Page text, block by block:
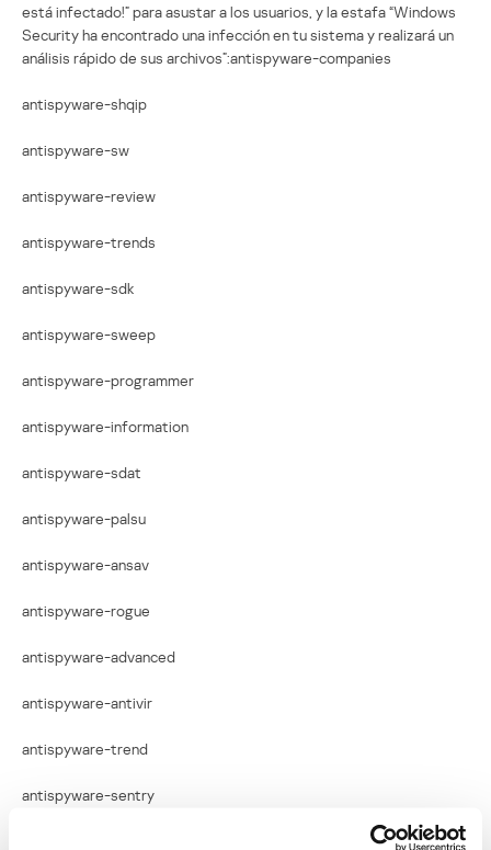
está infectado!” para asustar a los usuarios, y la estafa “Windows
Security ha encontrado una infección en tu sistema y realizará un
análisis rápido de sus archivos”:antispyware-companies
antispyware-shqip
antispyware-sw
antispyware-review
antispyware-trends
antispyware-sdk
antispyware-sweep
antispyware-programmer
antispyware-information
antispyware-sdat
antispyware-palsu
antispyware-ansav
antispyware-rogue
antispyware-advanced
antispyware-antivir
antispyware-trend
antispyware-sentry